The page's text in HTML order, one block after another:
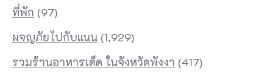
ที่พัก (97)
ผจญภัยไปกับแนน (1,929)
รวมร้านอาหารเด็ด ในจังหวัดพังงา (417)